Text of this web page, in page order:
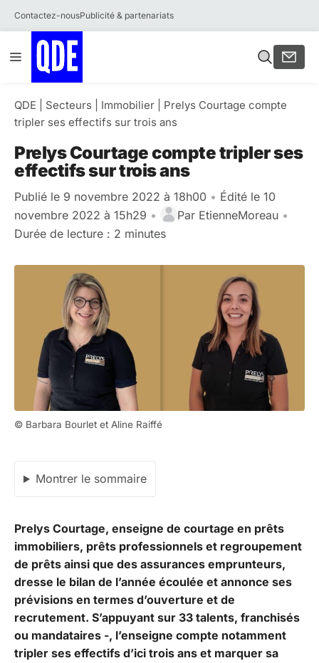
Contactez-nousPublicité & partenariats
au
contenu
Menu
QDE Secteurs Immobilier
Prelys Courtage compte
tripler ses effectifs sur trois ans
Prelys Courtage compte tripler ses
effectifs sur trois ans
Publié le 9 novembre 2022 à 18h00 • Édité le 10
novembre 2022 à 15h29 • Par EtienneMoreau •
Durée de lecture : 2 minutes
© Barbara Bourlet et Aline Raiffé
Montrer le sommaire
Prelys Courtage, enseigne de courtage en prêts
immobiliers, prêts professionnels et regroupement
de prêts ainsi que des assurances emprunteurs,
dresse le bilan de l’année écoulée et annonce ses
prévisions en termes d’ouverture et de
recrutement. S’appuyant sur 33 talents, franchisés
ou mandataires -, l’enseigne compte notamment
tripler ses effectifs d’ici trois ans et marquer sa